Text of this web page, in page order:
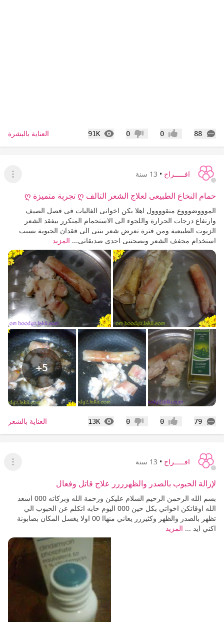
88
التعليقات إعجاب0 عدم إعجاب
0
91K
المشاهدات العناية بالبشرة
افـــــراح • 13 سنة
عرض
حمام النخاع الطبيعى لعلاج الشعر التالف ღ تجربة متميزة ღ
الموووضوووع منقوووول اهلا بكن اخواتى الغاليات فى فصل الصيف
وارتفاع درجات الحرارة واللجوء الى الاستحمام المتكرر بيفقد الشعر
الزيوت الطبيعية ومن فترة تعرض شعر بنتى الى فقدان الحيوية بسبب
استخدام مجفف الشعر ونصحتنى احدى صديقاتى... المزيد
+5
79
التعليقات إعجاب0 عدم إعجاب
0
13K
المشاهدات العناية بالشعر
افـــــراح • 13 سنة
عرض
لإزالة الحبوب بالصدر والظهرررر علاج قاتل وفعال
بسم الله الرحمن الرحيم السلام عليكن ورحمة الله وبركاته 000 اسعد
الله اوقاتكن اخواتي بكل حين 000 اليوم حابه اتكلم عن الحبوب الي
تظهر بالصدر والظهر وكثيررر يعاني منهاا 00 اولا يغسل المكان بصابونة
اكني ايد ... المزيد